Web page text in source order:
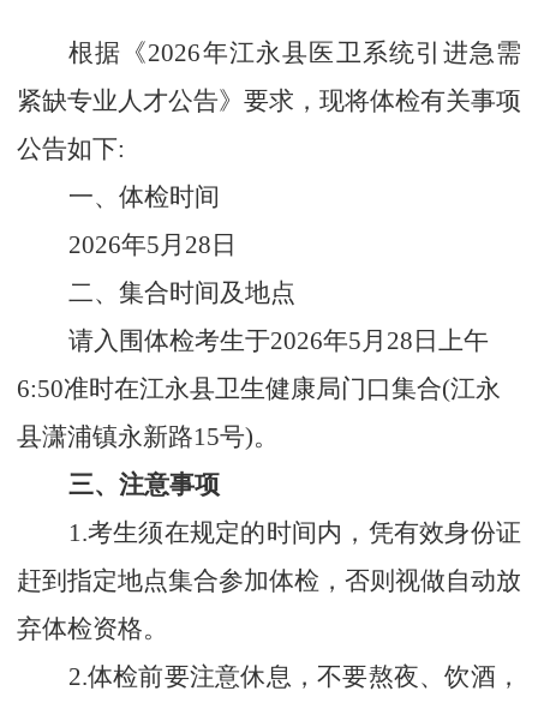
根据《2026年江永县医卫系统引进急需
紧缺专业人才公告》要求，现将体检有关事项
公告如下:
一、体检时间
2026年5月28日
二、 集合时间及地点
请入围体检考生于2026年5月28日上午
6:50准时在江永县卫生健康局门口集合(江永
县潇浦镇永新路15号)。
三、注意事项
1.考生须在规定的时间内，凭有效身份证
赶到指定地点集合参加体检，否则视做自动放
弃体检资格。
2.体检前要注意休息，不要熬夜、饮酒，